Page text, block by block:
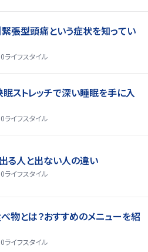
緊張型頭痛という症状を知ってい
ライフスタイル
眠ストレッチで深い睡眠を手に入
ライフスタイル
る人と出ない人の違い
ライフスタイル
物とは？おすすめのメニューを紹
ライフスタイル